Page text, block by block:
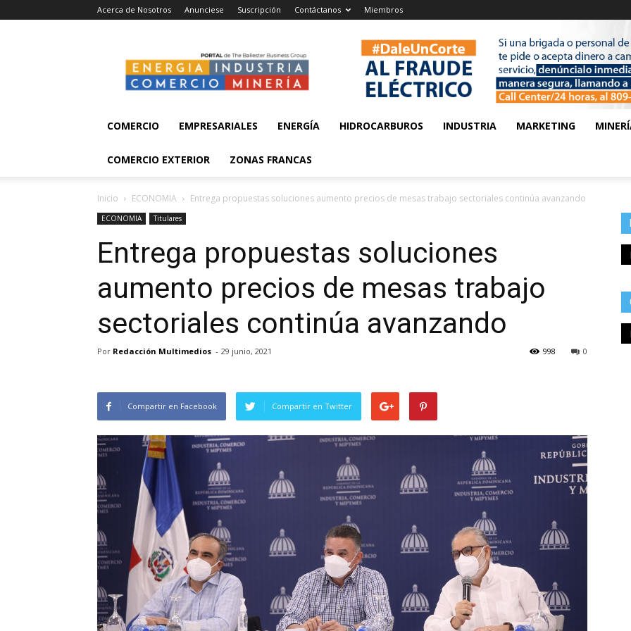
Acerca de Nosotros Anunciese Suscripción Contáctanos Miembros
Industria,
Comercio
y
COMERCIO
EMPRESARIALES ENERGÍA HIDROCARBUROS INDUSTRIA MARKETING
COMERCIO EXTERIOR ZONAS FRANCAS
Inicio ECONOMIA Entrega propuestas soluciones aumento precios de mesas trabajo sectoriales continúa avanzando
ECONOMIA Titulares
Entrega propuestas soluciones
aumento precios de mesas trabajo
sectoriales continúa avanzando
Por Redacción Multimedios - 29 junio, 2021 0
998
Compartir en Facebook Compartir en Twitter